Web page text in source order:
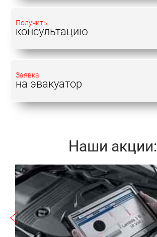
Получить
консультацию
Заявка
на эвакуатор
Наши акции:
Записаться